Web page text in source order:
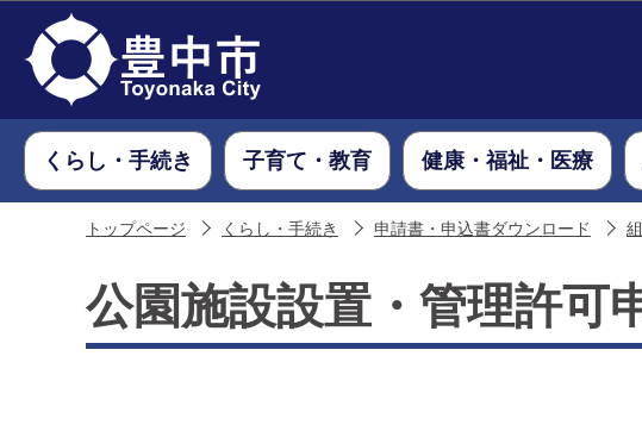
くらし・手続き 子育て・教育 健康・福祉・医療
トップページ くらし・手続き 申請書・申込書ダウンロード
公園施設設置・管理許可